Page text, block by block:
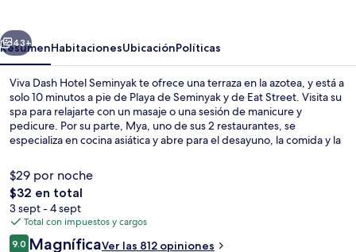
Siguiente
43+
ResumenHabitacionesUbicaciónPolíticas
Viva Dash Hotel Seminyak te ofrece una terraza en la azotea, y está a
solo 10 minutos a pie de Playa de Seminyak y de Eat Street. Visita su
spa para relajarte con un masaje o una sesión de manicure y
pedicure. Por su parte, Mya, uno de sus 2 restaurantes, se
especializa en cocina asiática y abre para el desayuno, la comida y la
lounge. A otros visitantes les encanta el personal amable.
$29 por noche
El
precio
total
es
de
$32 en total
3 sept - 4 sept
Total con impuestos y cargos
Opiniones
9.09.0 de 10,
MagníficaVer las 812 opiniones